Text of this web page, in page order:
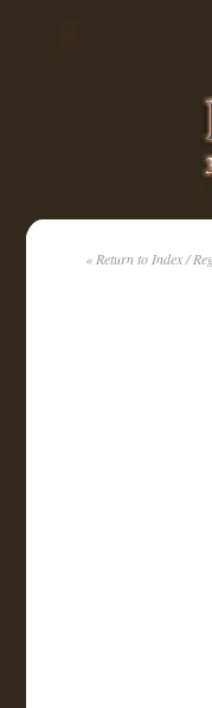
« Return to Index /